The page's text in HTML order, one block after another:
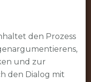
den Prozess
und zur
den Dialog mit